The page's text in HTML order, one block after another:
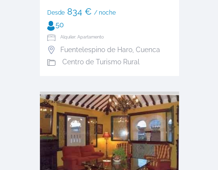
Desde834 € / noche
50
Alquiler: Apartamento
Fuentelespino de Haro, Cuenca
Centro de Turismo Rural